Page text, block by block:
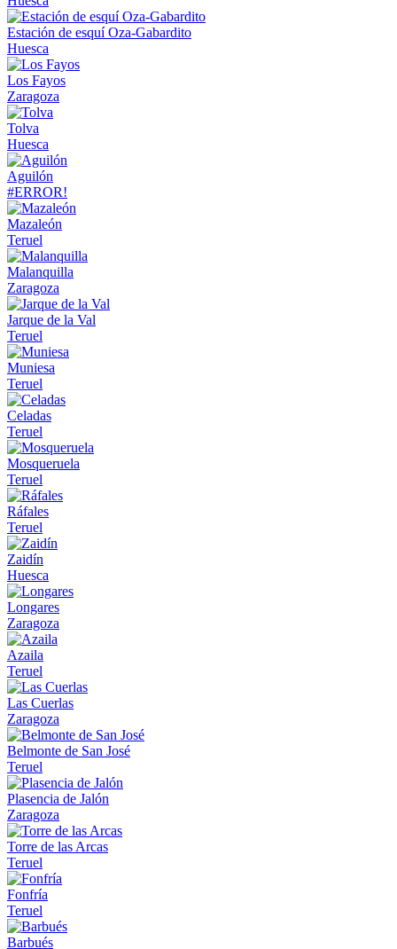
Estación de esquí Oza-Gabardito
Huesca
Los Fayos
Zaragoza
Tolva
Huesca
Aguilón
#ERROR!
Mazaleón
Teruel
Malanquilla
Zaragoza
Jarque de la Val
Teruel
Muniesa
Teruel
Celadas
Teruel
Mosqueruela
Teruel
Ráfales
Teruel
Zaidín
Huesca
Longares
Zaragoza
Azaila
Teruel
Las Cuerlas
Zaragoza
Belmonte de San José
Teruel
Plasencia de Jalón
Zaragoza
Torre de las Arcas
Teruel
Fonfría
Teruel
Barbués